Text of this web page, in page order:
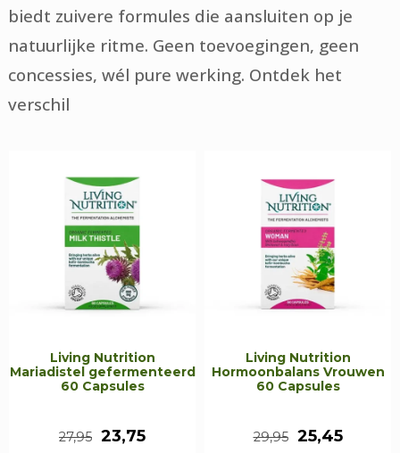
biedt zuivere formules die aansluiten op je
natuurlijke ritme. Geen toevoegingen, geen
concessies, wél pure werking. Ontdek het
verschil
Living Nutrition
Mariadistel gefermenteerd
60 Capsules
27,95 Oorspronkelijke
23,75Huidige
Living Nutrition
Hormoonbalans Vrouwen
60 Capsules
29,95 25,45